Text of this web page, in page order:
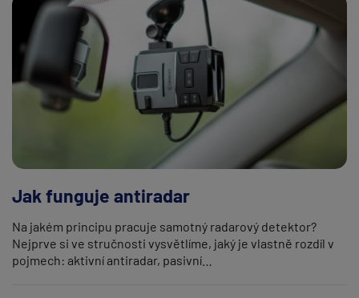
Jak funguje antiradar
Na jakém principu pracuje samotný radarový detektor?
Nejprve si ve stručnosti vysvětlíme, jaký je vlastně rozdíl v
pojmech: aktivní antiradar, pasivní…